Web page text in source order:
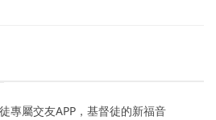
專屬交友APP，基督徒的新福音